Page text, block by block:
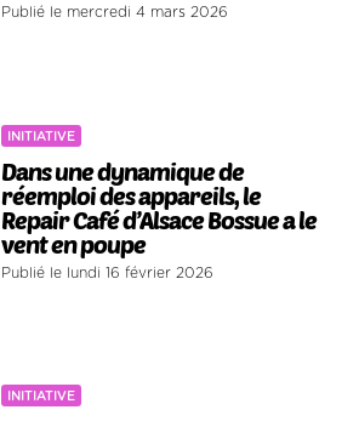
Publié le mercredi 4 mars 2026
INITIATIVE
Dans une dynamique de
réemploi des appareils, le
Repair Café d’Alsace Bossue a le
vent en poupe
Publié le lundi 16 février 2026
INITIATIVE